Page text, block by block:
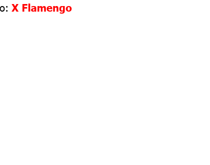
X Flamengo